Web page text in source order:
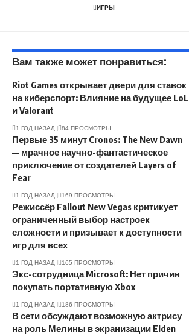
ИГРЫ
Вам также может понравиться:
Riot Games открывает двери для ставок
на киберспорт: Влияние на будущее LoL
и Valorant
1 ГОД НАЗАД 84 ПРОСМОТРЫ
Первые 35 минут Cronos: The New Dawn
— мрачное научно-фантастическое
приключение от создателей Layers of
Fear
1 ГОД НАЗАД 169 ПРОСМОТРЫ
Режиссёр Fallout New Vegas критикует
ограниченный выбор настроек
сложности и призывает к доступности
игр для всех
1 ГОД НАЗАД 165 ПРОСМОТРЫ
Экс-сотрудница Microsoft: Нет причин
покупать портативную Xbox
1 ГОД НАЗАД 186 ПРОСМОТРЫ
В сети обсуждают возможную актрису
на роль Мелины в экранизации Elden